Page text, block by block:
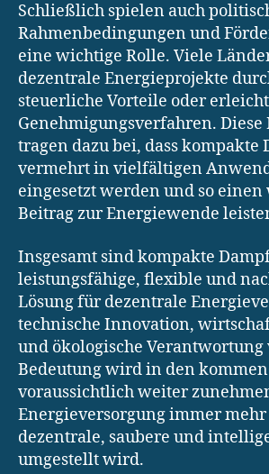
Schließlich spielen auch
Rahmenbedingungen und
eine wichtige Rolle. Viele
dezentrale Energieprojekte
steuerliche Vorteile oder
Genehmigungsverfahren.
tragen dazu bei, dass
vermehrt in vielfältigen
eingesetzt werden und so
Beitrag zur Energiewende
Insgesamt sind kompakte
leistungsfähige, flexible und
Lösung für dezentrale
technische Innovation,
und ökologische
Bedeutung wird in den
voraussichtlich weiter
Energieversorgung immer
dezentrale, saubere und
umgestellt wird.